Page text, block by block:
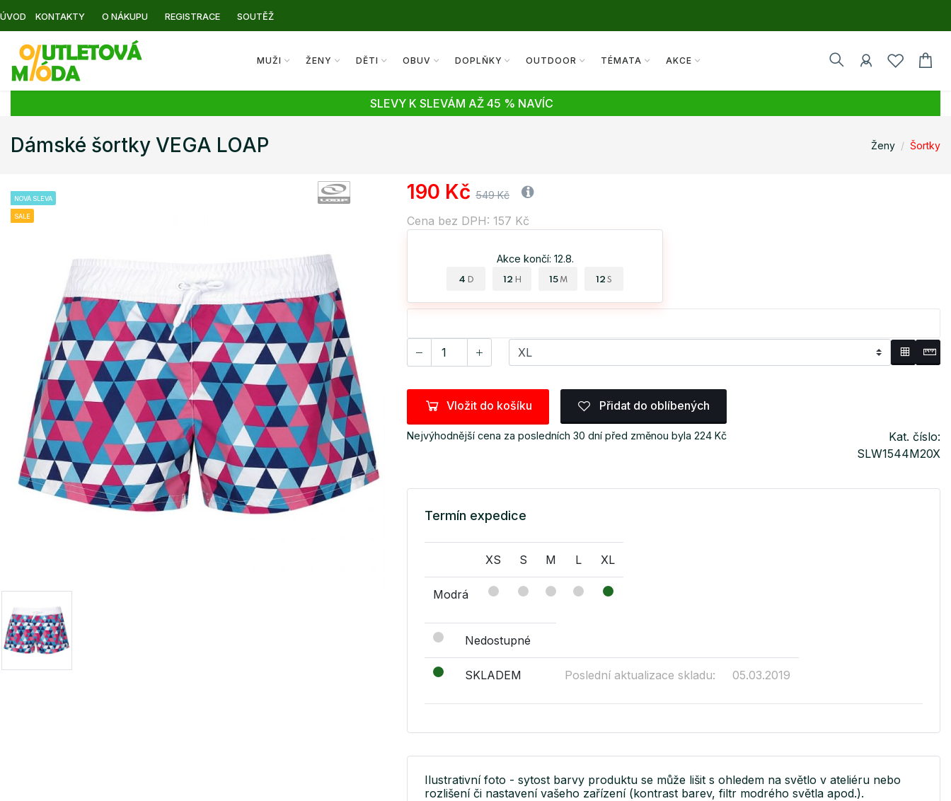
ÚVOD KONTAKTY O NÁKUPU REGISTRACE SOUTĚŽ
MUŽI ŽENY DĚTI OBUV DOPLŇKY OUTDOOR TÉMATA AKCE
SLEVY K SLEVÁM AŽ 45 % NAVÍC
Dámské šortky VEGA LOAP Ženy Šortky
NOVÁ SLEVA
SALE
190 Kč 549 Kč
Cena bez DPH: 157 Kč
Akce končí: 12.8.
4 D 12 H 15 M 12 S
Vložit do košíku Přidat do oblíbených
Nejvýhodnější cena za posledních 30 dní před změnou byla 224 Kč
Kat. číslo:
SLW1544M20X
Termín expedice
XS S M L XL
Modrá
Nedostupné
SKLADEM Poslední aktualizace skladu: 05.03.2019
Ilustrativní foto - sytost barvy produktu se může lišit s ohledem na světlo v ateliéru nebo
rozlišení či nastavení vašeho zařízení (kontrast barev, filtr modrého světla apod.).